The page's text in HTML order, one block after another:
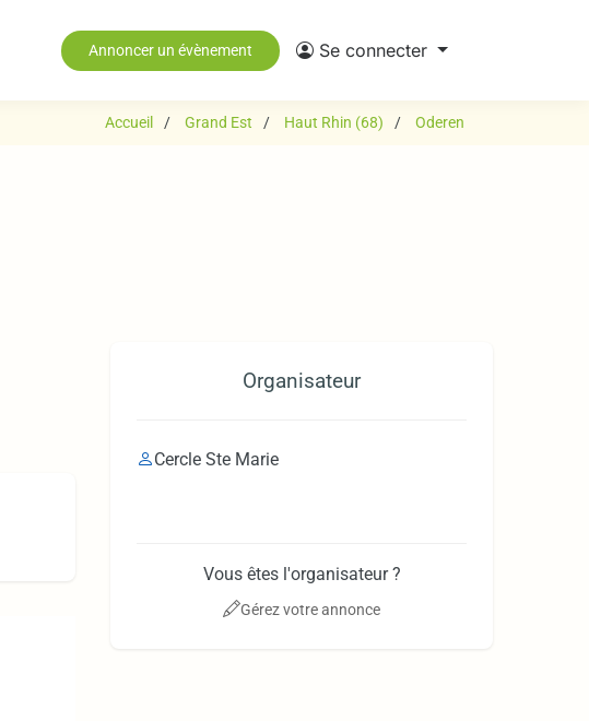
Annoncer un évènement Se connecter
Accueil Grand Est Haut Rhin (68) Oderen
Organisateur
Cercle Ste Marie
Vous êtes l'organisateur ?
Gérez votre annonce